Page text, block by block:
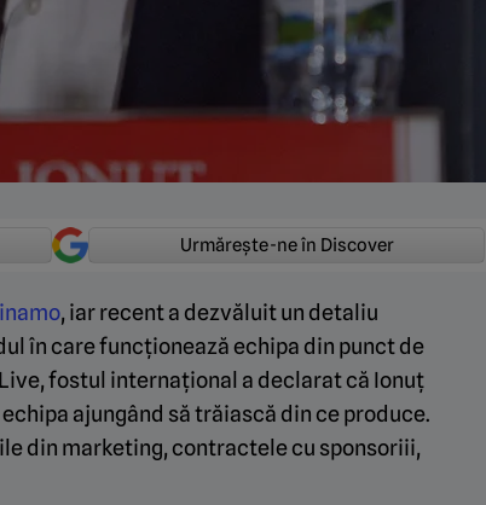
Urmărește-ne în Discover
, iar recent a dezvăluit un detaliu
în care funcționează echipa din punct de
fostul internațional a declarat că Ionuț
ajungând să trăiască din ce produce.
din marketing, contractele cu sponsoriii,